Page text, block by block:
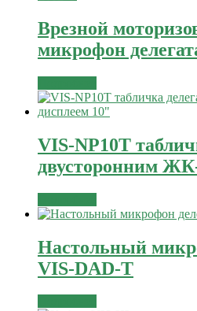
Врезной
микрофон
VIS-NP10T
двусторонним
Настольный
VIS-DAD-T